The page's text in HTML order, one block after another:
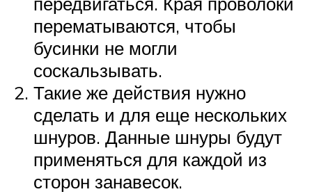
перематываются, чтобы
бусинки не могли
соскальзывать.
Такие же действия нужно
сделать и для еще нескольких
шнуров. Данные шнуры будут
применяться для каждой из
сторон занавесок.